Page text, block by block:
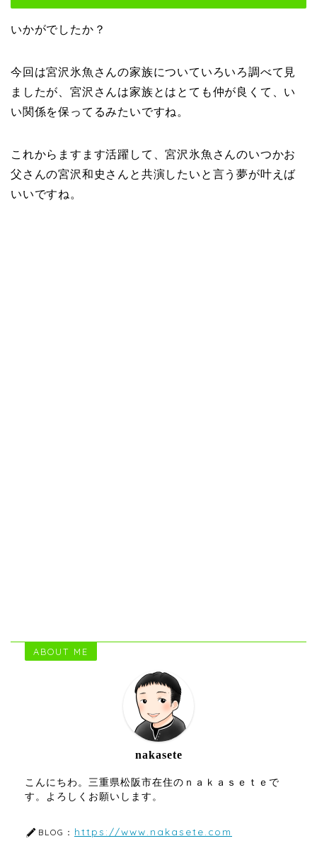
いかがでしたか？
今回は宮沢氷魚さんの家族についていろいろ調べて見
ましたが、宮沢さんは家族とはとても仲が良くて、い
い関係を保ってるみたいですね。
これからますます活躍して、宮沢氷魚さんのいつかお
父さんの宮沢和史さんと共演したいと言う夢が叶えば
いいですね。
ABOUT ME
nakasete
こんにちわ。三重県松阪市在住のｎａｋａｓｅｔｅで
す。よろしくお願いします。
BLOG： https://www.nakasete.com